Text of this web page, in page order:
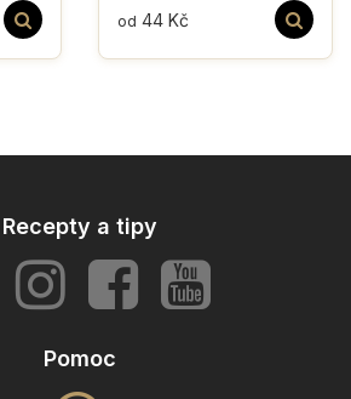
od 44 Kč
Recepty a tipy
Pomoc